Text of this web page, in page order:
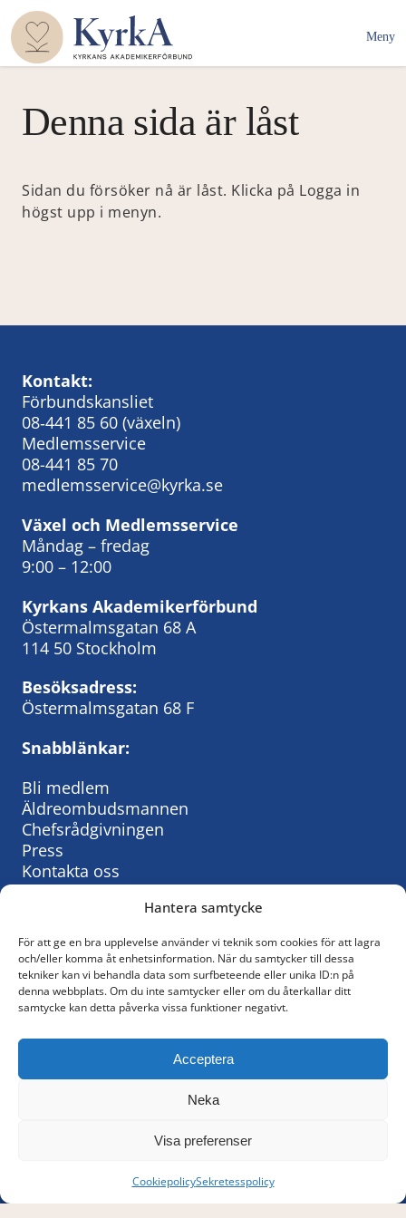
Hantera samtycke
För att ge en bra upplevelse använder vi teknik som cookies för att lagra
och/eller komma åt enhetsinformation. När du samtycker till dessa
tekniker kan vi behandla data som surfbeteende eller unika ID:n på
denna webbplats. Om du inte samtycker eller om du återkallar ditt
samtycke kan detta påverka vissa funktioner negativt.
Acceptera
Neka
Visa preferenser
CookiepolicySekretesspolicy
Meny
Denna sida är låst
Sidan du försöker nå är låst. Klicka på Logga in
högst upp i menyn.
Kontakt:
Förbundskansliet
08‑441 85 60 (växeln)
Medlemsservice
08-441 85 70
medlemsservice@kyrka.se
Växel och Medlemsservice
Måndag – fredag
9:00 – 12:00
Kyrkans Akademikerförbund
Östermalmsgatan 68 A
114 50 Stockholm
Besöksadress:
Östermalmsgatan 68 F
Snabblänkar:
Bli medlem
Äldreombudsmannen
Chefsrådgivningen
Press
Kontakta oss
Så behandlar vi personuppgifter:
KyrkAs personuppgiftspolicy
Följ oss på Facebook
Policy för sociala medier